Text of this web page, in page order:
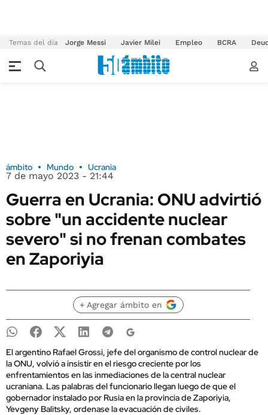
Temas del día Jorge Messi Javier Milei Empleo BCRA
ámbito Mundo Ucrania
7 de mayo 2023 - 21:44
Guerra en Ucrania: ONU advirtió
sobre "un accidente nuclear
severo" si no frenan combates
en Zaporiyia
+ Agregar ámbito en
El argentino Rafael Grossi, jefe del organismo de control nuclear de
la ONU, volvió a insistir en el riesgo creciente por los
enfrentamientos en las inmediaciones de la central nuclear
ucraniana. Las palabras del funcionario llegan luego de que el
gobernador instalado por Rusia en la provincia de Zaporiyia,
Yevgeny Balitsky, ordenase la evacuación de civiles.